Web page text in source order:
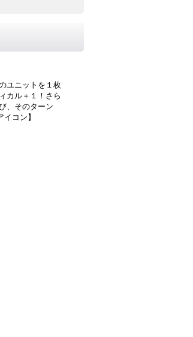
ユニットを１枚
カル＋１！さら
、そのターン
コン】